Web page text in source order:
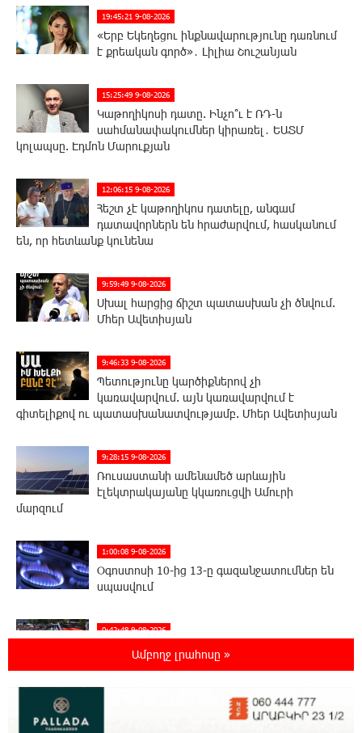
19:45:21 9-08-2026
«Երբ Եկեղեցու ինքնավարությունը դառնում
է քրեական գործ»․ Լիլիա Շուշանյան
15:25:49 9-08-2026
Կաթողիկոսի դատը. Ինչո՞ւ է ՌԴ-ն
սահմանափակումներ կիրառել․ ԵԱՏՄ
կոլապսը. Էդմոն Մարուքյան
12:06:15 9-08-2026
Հեշտ չէ կաթողիկոս դատելը, անգամ
դատավորներն են հրաժարվում, հասկանում
են, որ հետևանք կունենա
9:59:49 9-08-2026
Սխալ հարցից ճիշտ պատասխան չի ծնվում.
Մհեր Ավետիսյան
9:46:33 9-08-2026
Պետությունը կարծիքներով չի
կառավարվում. այն կառավարվում է
գիտելիքով ու պատասխանատվությամբ. Մհեր Ավետիսյան
9:28:15 9-08-2026
Ռուսաստանի ամենամեծ արևային
էլեկտրակայանը կկառուցվի Ամուրի
մարզում
1:00:08 9-08-2026
Օգոստոսի 10-ից 13-ը գազանջատումներ են
սպասվում
0:42:48 9-08-2026
Գերմանիայում ցույց է անցկացվել Մերցի
կառավարության դեմ
Ամբողջ լրահոսը »